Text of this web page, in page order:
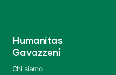
Humanitas
Gavazzeni
Chi siamo